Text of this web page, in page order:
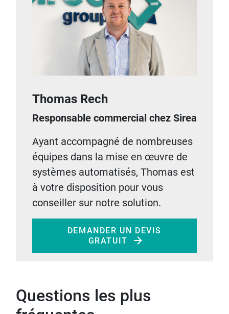
Thomas Rech
Responsable commercial chez Sirea
Ayant accompagné de nombreuses
équipes dans la mise en œuvre de
systèmes automatisés, Thomas est
à votre disposition pour vous
conseiller sur notre solution.
DEMANDER UN DEVIS
GRATUIT
Questions les plus